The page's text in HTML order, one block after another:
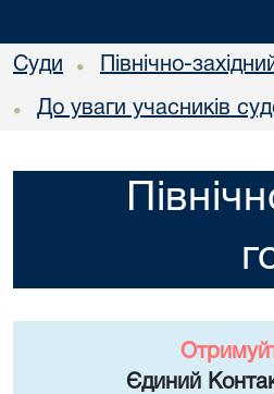
Суди • Північно-
• До уваги учасників
Єдиний